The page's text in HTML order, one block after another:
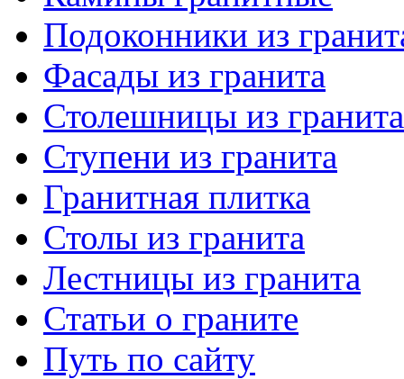
Подоконники из
Фасады из гранита
Столешницы из гранита
Ступени из гранита
Гранитная плитка
Столы из гранита
Лестницы из гранита
Статьи о граните
Путь по сайту